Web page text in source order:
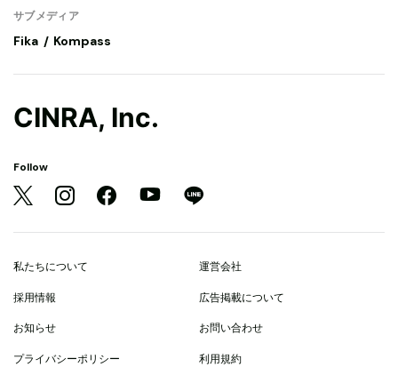
サブメディア
Fika Kompass
CINRA, Inc.
Follow
私たちについて 運営会社
採用情報 広告掲載について
お知らせ お問い合わせ
プライバシーポリシー 利用規約